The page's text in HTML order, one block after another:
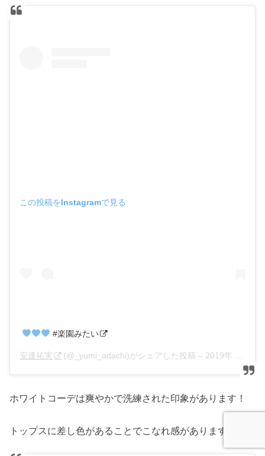
この投稿をInstagramで見る
#楽園みたい
安達祐実 (@_yumi_adachi)がシェアした投稿 – 2019年 9月月1日午前8時04分PDT
ホワイトコーデは爽やかで洗練された印象があります！
トップスに差し色があることでこなれ感がありますね！